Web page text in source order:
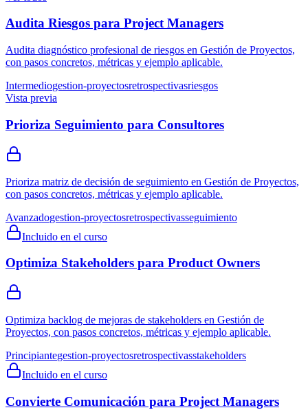
Audita Riesgos para Project Managers
Audita diagnóstico profesional de riesgos en Gestión de Proyectos,
con pasos concretos, métricas y ejemplo aplicable.
Intermediogestion-proyectosretrospectivasriesgos
Vista previa
Prioriza Seguimiento para Consultores
Prioriza matriz de decisión de seguimiento en Gestión de Proyectos,
con pasos concretos, métricas y ejemplo aplicable.
Avanzadogestion-proyectosretrospectivasseguimiento
Incluido en el curso
Optimiza Stakeholders para Product Owners
Optimiza backlog de mejoras de stakeholders en Gestión de
Proyectos, con pasos concretos, métricas y ejemplo aplicable.
Principiantegestion-proyectosretrospectivasstakeholders
Incluido en el curso
Convierte Comunicación para Project Managers